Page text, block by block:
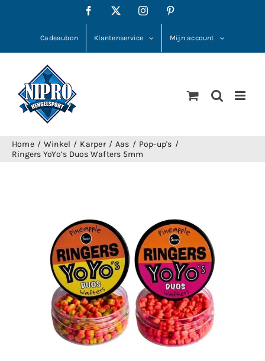
Facebook Instagram
Cadeaubon Klantenservice Mijn account
Home Winkel Karper Aas
Pop-up's
Ringers YoYo’s Duos Wafters 5mm